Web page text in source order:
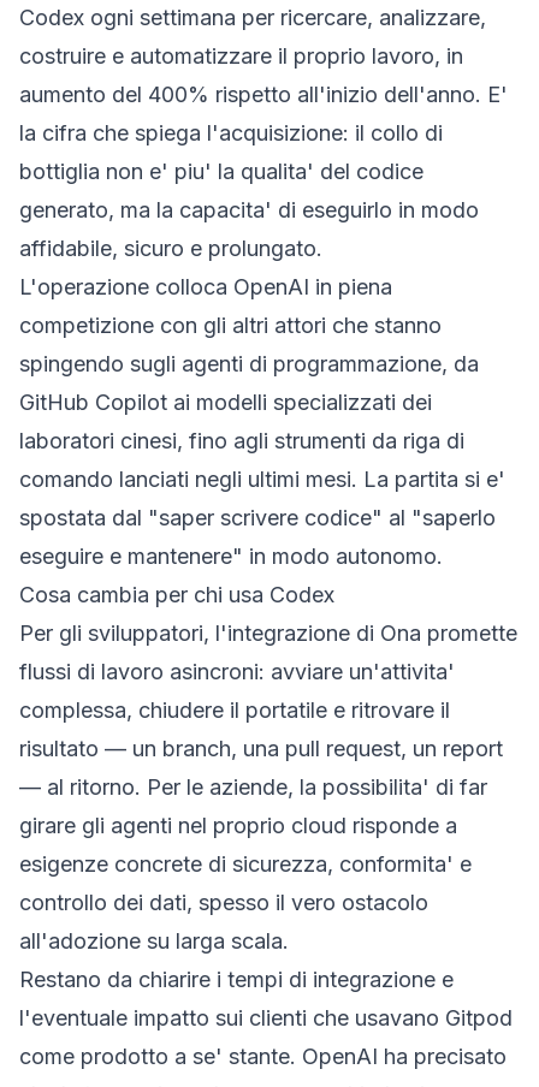
Codex ogni settimana per ricercare, analizzare,
costruire e automatizzare il proprio lavoro, in
aumento del 400% rispetto all'inizio dell'anno. E'
la cifra che spiega l'acquisizione: il collo di
bottiglia non e' piu' la qualita' del codice
generato, ma la capacita' di eseguirlo in modo
affidabile, sicuro e prolungato.
L'operazione colloca OpenAI in piena
competizione con gli altri attori che stanno
spingendo sugli agenti di programmazione, da
GitHub Copilot ai modelli specializzati dei
laboratori cinesi, fino agli strumenti da riga di
comando lanciati negli ultimi mesi. La partita si e'
spostata dal "saper scrivere codice" al "saperlo
eseguire e mantenere" in modo autonomo.
Cosa cambia per chi usa Codex
Per gli sviluppatori, l'integrazione di Ona promette
flussi di lavoro asincroni: avviare un'attivita'
complessa, chiudere il portatile e ritrovare il
risultato — un branch, una pull request, un report
— al ritorno. Per le aziende, la possibilita' di far
girare gli agenti nel proprio cloud risponde a
esigenze concrete di sicurezza, conformita' e
controllo dei dati, spesso il vero ostacolo
all'adozione su larga scala.
Restano da chiarire i tempi di integrazione e
l'eventuale impatto sui clienti che usavano Gitpod
come prodotto a se' stante. OpenAI ha precisato